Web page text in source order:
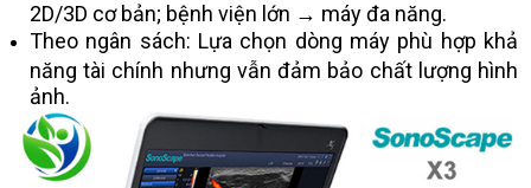
2D/3D cơ bản; bệnh viện lớn → máy đa năng.
Theo ngân sách: Lựa chọn dòng máy phù hợp khả
năng tài chính nhưng vẫn đảm bảo chất lượng hình
ảnh.